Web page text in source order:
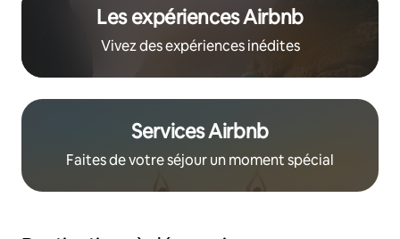
Les expériences Airbnb
Vivez des expériences inédites
Services Airbnb
Faites de votre séjour un moment spécial